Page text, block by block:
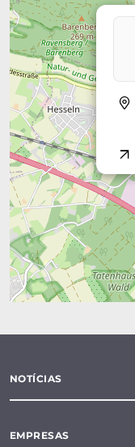
NOTÍCIAS
EMPRESAS